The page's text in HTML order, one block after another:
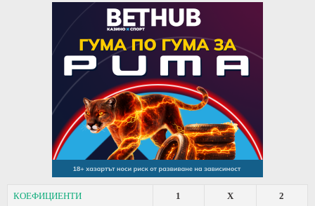
КОЕФИЦИЕНТИ 2
X
1